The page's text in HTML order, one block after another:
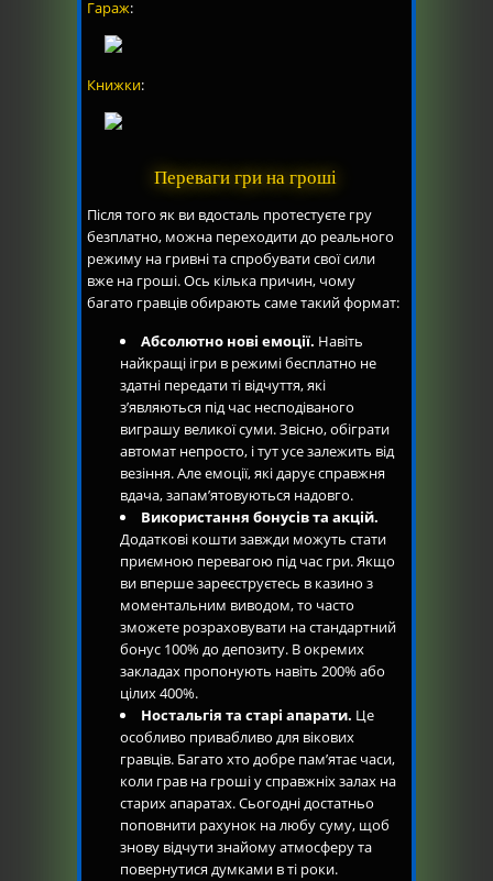
Гараж:
Книжки:
Переваги гри на гроші
Після того як ви вдосталь протестуєте гру
безплатно, можна переходити до реального
режиму на гривні та спробувати свої сили
вже на гроші. Ось кілька причин, чому
багато гравців обирають саме такий формат:
Абсолютно нові емоції. Навіть
найкращі ігри в режимі бесплатно не
здатні передати ті відчуття, які
з’являються під час несподіваного
виграшу великої суми. Звісно, обіграти
автомат непросто, і тут усе залежить від
везіння. Але емоції, які дарує справжня
вдача, запам’ятовуються надовго.
Використання бонусів та акцій.
Додаткові кошти завжди можуть стати
приємною перевагою під час гри. Якщо
ви вперше зареєструєтесь в казино з
моментальним виводом, то часто
зможете розраховувати на стандартний
бонус 100% до депозиту. В окремих
закладах пропонують навіть 200% або
цілих 400%.
Ностальгія та старі апарати. Це
особливо привабливо для вікових
гравців. Багато хто добре пам’ятає часи,
коли грав на гроші у справжніх залах на
старих апаратах. Сьогодні достатньо
поповнити рахунок на любу суму, щоб
знову відчути знайому атмосферу та
повернутися думками в ті роки.